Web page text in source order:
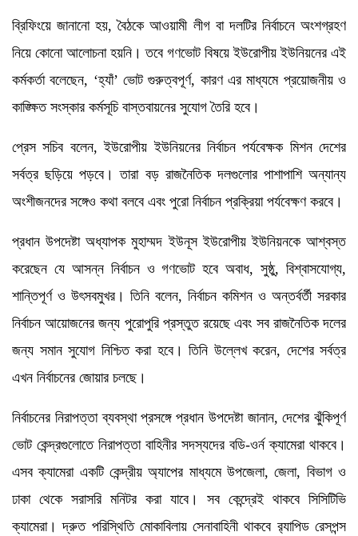
ব্রিফিংয়ে জানানো হয়, বৈঠকে আওয়ামী লীগ বা দলটির নির্বাচনে অংশগ্রহণ
নিয়ে কোনো আলোচনা হয়নি। তবে গণভোট বিষয়ে ইউরোপীয় ইউনিয়নের এই
কর্মকর্তা বলেছেন, ‘হ্যাঁ’ ভোট গুরুত্বপূর্ণ, কারণ এর মাধ্যমে প্রয়োজনীয় ও
কাঙ্ক্ষিত সংস্কার কর্মসূচি বাস্তবায়নের সুযোগ তৈরি হবে।
প্রেস সচিব বলেন, ইউরোপীয় ইউনিয়নের নির্বাচন পর্যবেক্ষক মিশন দেশের
সর্বত্র ছড়িয়ে পড়বে। তারা বড় রাজনৈতিক দলগুলোর পাশাপাশি অন্যান্য
অংশীজনদের সঙ্গেও কথা বলবে এবং পুরো নির্বাচন প্রক্রিয়া পর্যবেক্ষণ করবে।
প্রধান উপদেষ্টা অধ্যাপক মুহাম্মদ ইউনূস ইউরোপীয় ইউনিয়নকে আশ্বস্ত
করেছেন যে আসন্ন নির্বাচন ও গণভোট হবে অবাধ, সুষ্ঠু, বিশ্বাসযোগ্য,
শান্তিপূর্ণ ও উৎসবমুখর। তিনি বলেন, নির্বাচন কমিশন ও অন্তর্বর্তী সরকার
নির্বাচন আয়োজনের জন্য পুরোপুরি প্রস্তুত রয়েছে এবং সব রাজনৈতিক দলের
জন্য সমান সুযোগ নিশ্চিত করা হবে। তিনি উল্লেখ করেন, দেশের সর্বত্র
এখন নির্বাচনের জোয়ার চলছে।
নির্বাচনের নিরাপত্তা ব্যবস্থা প্রসঙ্গে প্রধান উপদেষ্টা জানান, দেশের ঝুঁকিপূর্ণ
ভোট কেন্দ্রগুলোতে নিরাপত্তা বাহিনীর সদস্যদের বডি-ওর্ন ক্যামেরা থাকবে।
এসব ক্যামেরা একটি কেন্দ্রীয় অ্যাপের মাধ্যমে উপজেলা, জেলা, বিভাগ ও
ঢাকা থেকে সরাসরি মনিটর করা যাবে। সব কেন্দ্রেই থাকবে সিসিটিভি
ক্যামেরা। দ্রুত পরিস্থিতি মোকাবিলায় সেনাবাহিনী থাকবে র‌্যাপিড রেসপন্স